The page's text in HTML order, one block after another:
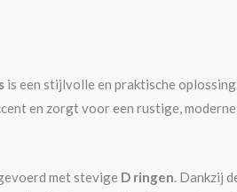
is een stijlvolle en praktische
en zorgt voor een rustige,
met stevige D ringen. Dankzij